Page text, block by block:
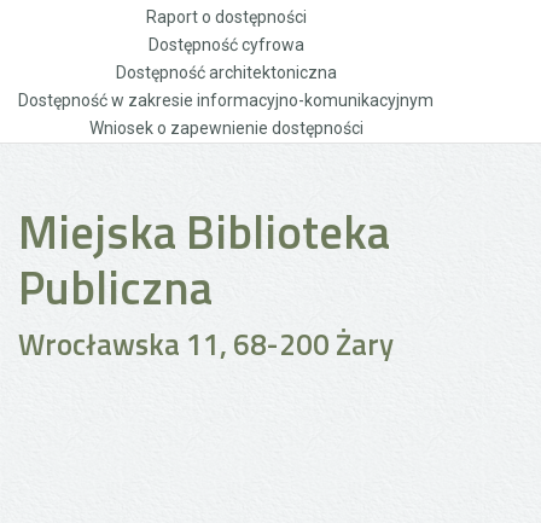
Raport o dostępności
Dostępność cyfrowa
Dostępność architektoniczna
Dostępność w zakresie informacyjno-komunikacyjnym
Wniosek o zapewnienie dostępności
Miejska Biblioteka
Publiczna
Wrocławska 11, 68-200 Żary